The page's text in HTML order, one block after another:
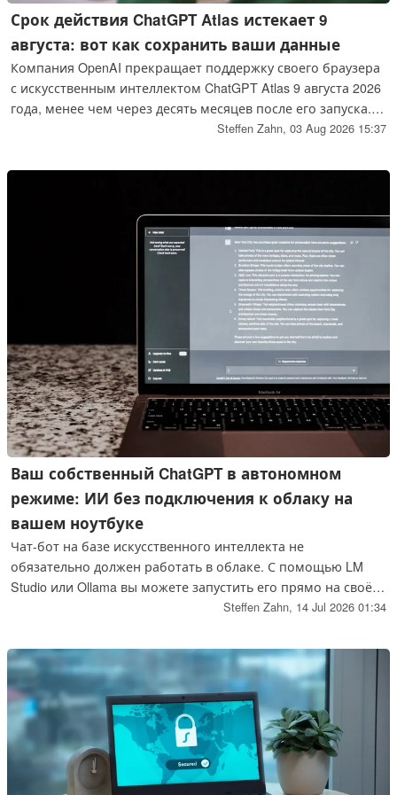
Срок действия ChatGPT Atlas истекает 9
августа: вот как сохранить ваши данные
Компания OpenAI прекращает поддержку своего браузера
с искусственным интеллектом ChatGPT Atlas 9 августа 2026
года, менее чем через десять месяцев после его запуска.
Закладки, открытые вкладки и история просмотров не
Пользователям, желающим сохранить их, необходимо
любом случае, Atlas больше не будет получать обновления
Steffen Zahn, 03 Aug 2026 15:37
Ваш собственный ChatGPT в автономном
режиме: ИИ без подключения к облаку на
вашем ноутбуке
Чат-бот на базе искусственного интеллекта не
обязательно должен работать в облаке. С помощью LM
Studio или Ollama вы можете запустить его прямо на своём
ноутбуке — без подключения к Интернету и без передачи
характеристики должно иметь ваше оборудование, какая
модель подходит именно вам и как начать работу всего за
десять минут.
Steffen Zahn, 14 Jul 2026 01:34